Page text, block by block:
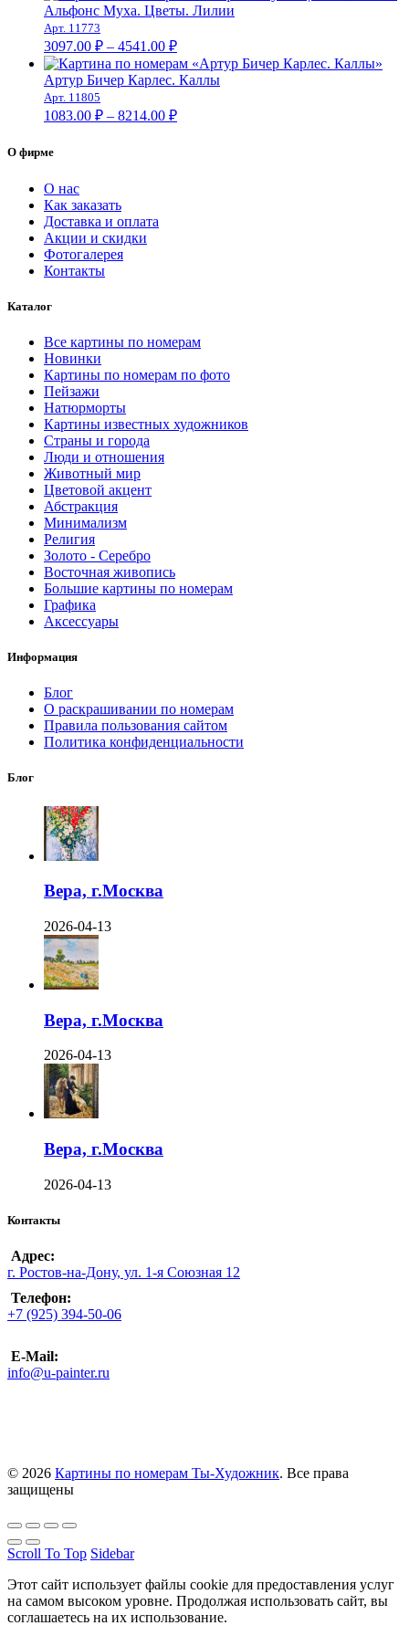
1354.00 ₽
8466.00 ₽
Альфонс Муха. Цветы. Лилии
Арт. 11773
3097.00 ₽ – 4541.00 ₽Диапазон
цен:
3097.00 ₽
4541.00 ₽
Артур Бичер Карлес. Каллы
Арт. 11805
1083.00 ₽ – 8214.00 ₽Диапазон
О фирме
О нас
Как заказать
Доставка и оплата
Акции и скидки
Фотогалерея
Контакты
Каталог
Все картины по номерам
Новинки
Картины по номерам по фото
Пейзажи
Натюрморты
Картины известных художников
Страны и города
Люди и отношения
Животный мир
Цветовой акцент
Абстракция
Минимализм
Религия
Золото - Серебро
Восточная живопись
Большие картины по номерам
Графика
Аксессуары
Информация
Блог
О раскрашивании по номерам
Правила пользования сайтом
Политика конфиденциальности
Блог
Вера, г.Москва
2026-04-13
Вера, г.Москва
2026-04-13
Вера, г.Москва
2026-04-13
Контакты
Адрес:
г. Ростов-на-Дону, ул. 1-я Союзная 12
Телефон:
+7 (925) 394-50-06
E-Mail:
info@u-painter.ru
© 2026 Картины по номерам Ты-Художник. Все права
защищены
Scroll To Top Sidebar
Этот сайт использует файлы cookie для предоставления услуг
на самом высоком уровне. Продолжая использовать сайт, вы
соглашаетесь на их использование.